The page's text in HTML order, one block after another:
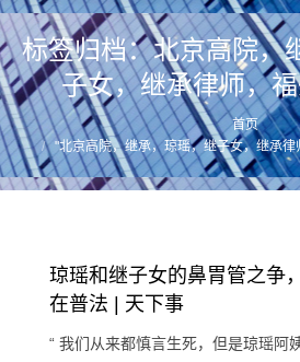
标签归档：北京高院，
子女，继承律师，
您的位置：
首页
"北京高院，继承，琼瑶，继子女，继承
琼瑶和继子女的鼻胃管之争
在普法 | 天下事
“ 我们从来都慎言生死，但是琼瑶阿